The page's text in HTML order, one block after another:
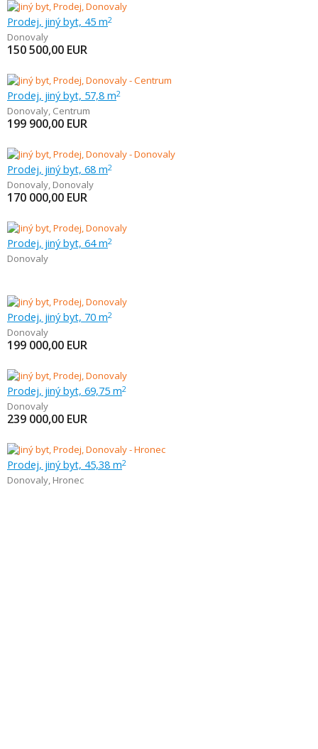
Prodej, jiný byt, 45 m2
Donovaly
150 500,00 EUR
Prodej, jiný byt, 57,8 m2
Donovaly, Centrum
199 900,00 EUR
Prodej, jiný byt, 68 m2
Donovaly, Donovaly
170 000,00 EUR
Prodej, jiný byt, 64 m2
Donovaly
Prodej, jiný byt, 70 m2
Donovaly
199 000,00 EUR
Prodej, jiný byt, 69,75 m2
Donovaly
239 000,00 EUR
Prodej, jiný byt, 45,38 m2
Donovaly, Hronec